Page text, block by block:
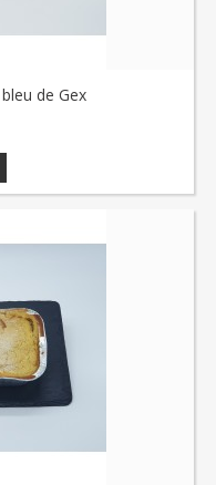
de Gex